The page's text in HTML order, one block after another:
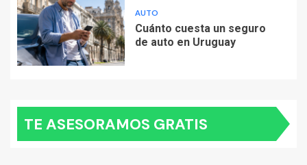
AUTO
Cuánto cuesta un seguro
de auto en Uruguay
TE ASESORAMOS GRATIS